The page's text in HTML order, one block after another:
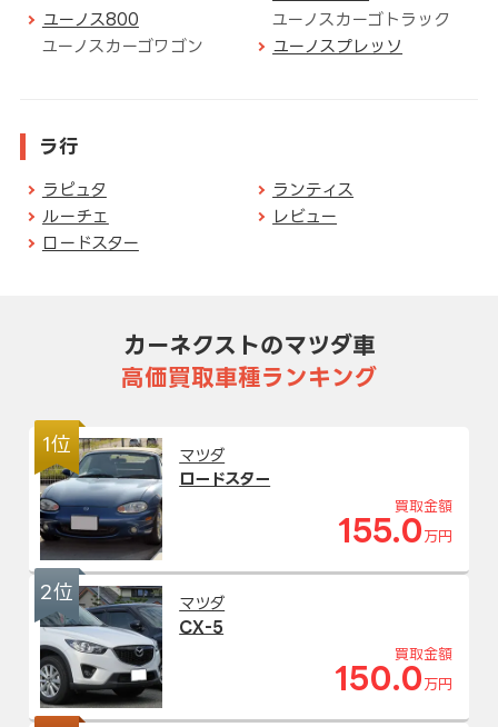
ユーノス800
ユーノスカーゴトラック
ユーノスカーゴワゴン
ユーノスプレッソ
ラ行
ラピュタ
ランティス
ルーチェ
レビュー
ロードスター
カーネクストのマツダ車
高価買取車種ランキング
1位
マツダ
ロードスター
買取金額
155.0 万円
2位
マツダ
CX-5
買取金額
150.0 万円